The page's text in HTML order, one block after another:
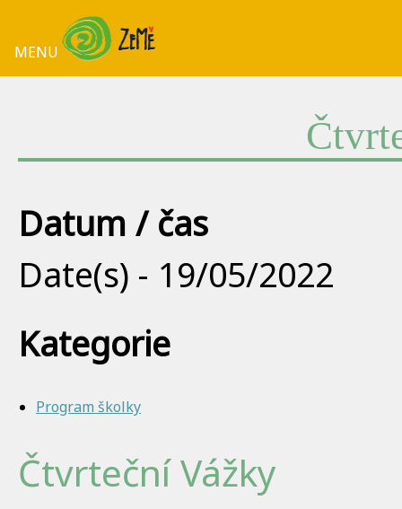
Datum / čas
Date(s) - 19/05/2022
Kategorie
Program školky
Čtvrteční Vážky
MENU